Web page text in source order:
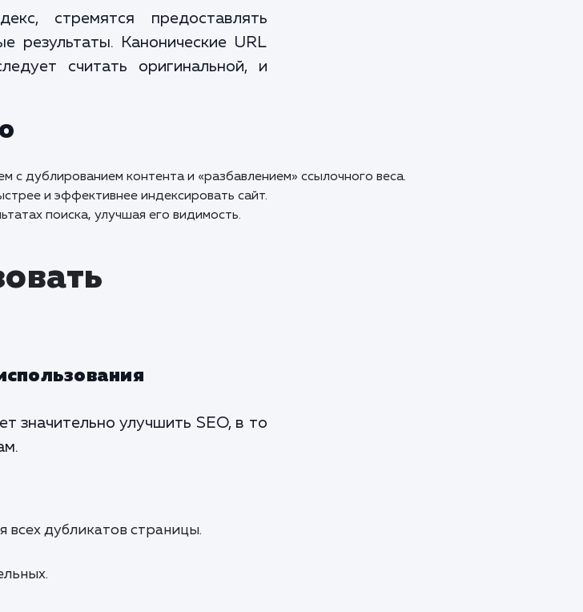
стремятся предоставлять
результаты. Канонические URL
считать оригинальной, и
с дублированием контента и «разбавлением» ссылочного веса.
и эффективнее индексировать сайт.
поиска, улучшая его видимость.
значительно улучшить SEO, в то
всех дубликатов страницы.